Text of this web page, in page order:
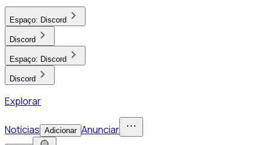
Espaço: Discord
Discord
Espaço: Discord
Discord
Explorar
Notícias Adicionar Anunciar